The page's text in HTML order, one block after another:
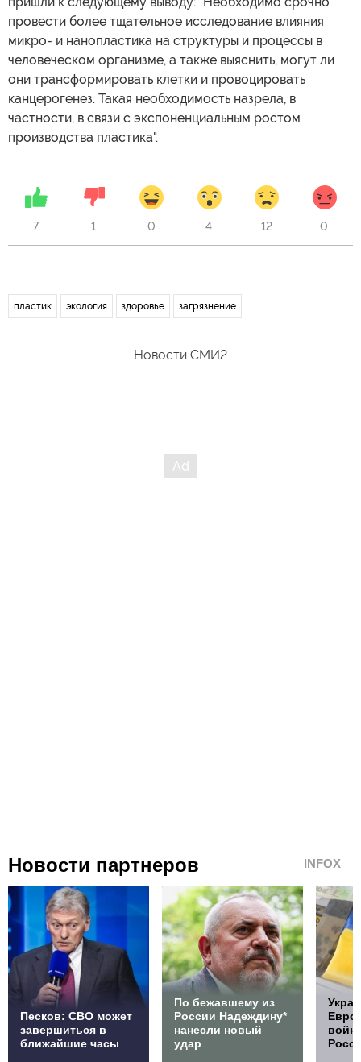
провести более тщательное исследование влияния
микро- и нанопластика на структуры и процессы в
человеческом организме, а также выяснить, могут ли
они трансформировать клетки и провоцировать
канцерогенез. Такая необходимость назрела, в
частности, в связи с экспоненциальным ростом
производства пластика".
7 1 0 4 12 0
пластик экология здоровье загрязнение
Новости СМИ2
Новости партнеров INFOX
Песков: СВО может
завершиться в
ближайшие часы
По бежавшему из
России Надеждину*
нанесли новый
удар